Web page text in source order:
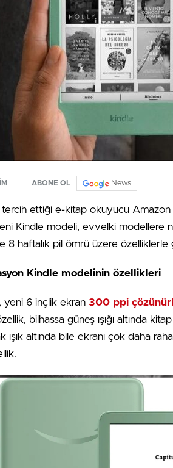
ABONE OL News
ettiği e-kitap okuyucu
Kindle modeli, evvelki modellere
8 haftalık pil ömrü üzere özelliklerle
Kindle modelinin özellikleri
yeni 6 inçlik ekran 300 ppi
bilhassa güneş ışığı altında
ışık altında bile ekranı çok daha